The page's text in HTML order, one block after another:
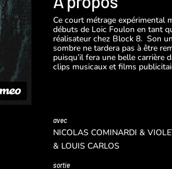
Ce court métrage expérimental
débuts de Loic Foulon en tant
réalisateur chez Block 8. Son
sombre ne tardera pas à être
puisqu’il fera une belle carrière
clips musicaux et films
avec
NICOLAS COMINARDI &
& LOUIS CARLOS
sortie